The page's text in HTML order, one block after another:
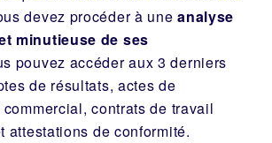
devez procéder à uneanalyse
minutieuse de ses
pouvez accéder aux 3 derniers
de résultats, actes de
contrats de travail
attestations de conformité.